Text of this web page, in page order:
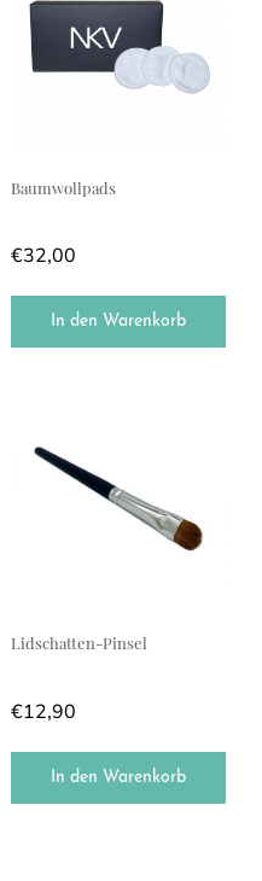
Baumwollpads
€32,00
In den Warenkorb
Lidschatten-Pinsel
€12,90
In den Warenkorb